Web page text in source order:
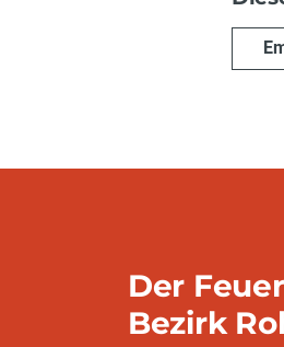
Der
Bezirk